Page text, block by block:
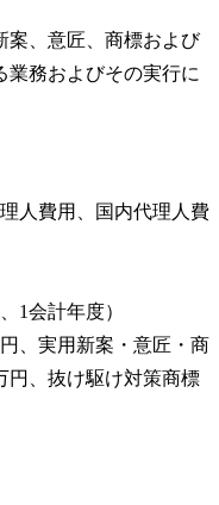
案、意匠、商標および
業務およびその実行に
人費用、国内代理人費
1会計年度）
、実用新案・意匠・商
円、抜け駆け対策商標